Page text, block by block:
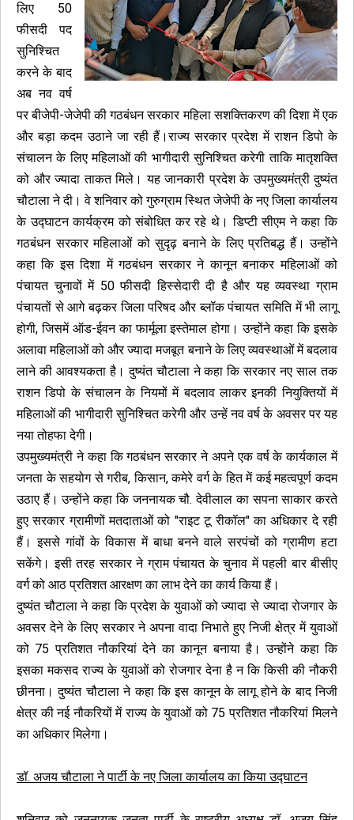
लिए 50
फीसदी पद
सुनिश्चित
करने के बाद
अब नव वर्ष
पर बीजेपी-जेजेपी की गठबंधन सरकार महिला सशक्तिकरण की दिशा में एक
और बड़ा कदम उठाने जा रही हैं।राज्य सरकार प्रदेश में राशन डिपो के
संचालन के लिए महिलाओं की भागीदारी सुनिश्चित करेगी ताकि मातृशक्ति
को और ज्यादा ताकत मिले। यह जानकारी प्रदेश के उपमुख्यमंत्री दुष्यंत
चौटाला ने दी। वे शनिवार को गुरुग्राम स्थित जेजेपी के नए जिला कार्यालय
के उद्घाटन कार्यक्रम को संबोधित कर रहे थे। डिप्टी सीएम ने कहा कि
गठबंधन सरकार महिलाओं को सुदृढ़ बनाने के लिए प्रतिबद्ध हैं। उन्होंने
कहा कि इस दिशा में गठबंधन सरकार ने कानून बनाकर महिलाओं को
पंचायत चुनावों में 50 फीसदी हिस्सेदारी दी है और यह व्यवस्था ग्राम
पंचायतों से आगे बढ़कर जिला परिषद और ब्लॉक पंचायत समिति में भी लागू
होगी, जिसमें ऑड-ईवन का फार्मूला इस्तेमाल होगा। उन्होंने कहा कि इसके
अलावा महिलाओं को और ज्यादा मजबूत बनाने के लिए व्यवस्थाओं में बदलाव
लाने की आवश्यकता है। दुष्यंत चौटाला ने कहा कि सरकार नए साल तक
राशन डिपो के संचालन के नियमों में बदलाव लाकर इनकी नियुक्तियों में
महिलाओं की भागीदारी सुनिश्चित करेगी और उन्हें नव वर्ष के अवसर पर यह
नया तोहफा देगी।
उपमुख्यमंत्री ने कहा कि गठबंधन सरकार ने अपने एक वर्ष के कार्यकाल में
जनता के सहयोग से गरीब, किसान, कमेरे वर्ग के हित में कई महत्वपूर्ण कदम
उठाए हैं। उन्होंने कहा कि जननायक चौ. देवीलाल का सपना साकार करते
हुए सरकार ग्रामीणों मतदाताओं को "राइट टू रीकॉल" का अधिकार दे रही
हैं। इससे गांवों के विकास में बाधा बनने वाले सरपंचों को ग्रामीण हटा
सकेंगे। इसी तरह सरकार ने ग्राम पंचायत के चुनाव में पहली बार बीसीए
वर्ग को आठ प्रतिशत आरक्षण का लाभ देने का कार्य किया हैं।
दुष्यंत चौटाला ने कहा कि प्रदेश के युवाओं को ज्यादा से ज्यादा रोजगार के
अवसर देने के लिए सरकार ने अपना वादा निभाते हुए निजी क्षेत्र में युवाओं
को 75 प्रतिशत नौकरियां देने का कानून बनाया है। उन्होंने कहा कि
इसका मकसद राज्य के युवाओं को रोजगार देना है न कि किसी की नौकरी
छीनना। दुष्यंत चौटाला ने कहा कि इस कानून के लागू होने के बाद निजी
क्षेत्र की नई नौकरियों में राज्य के युवाओं को 75 प्रतिशत नौकरियां मिलने
का अधिकार मिलेगा।
डॉ. अजय चौटाला ने पार्टी के नए जिला कार्यालय का किया उद्घाटन